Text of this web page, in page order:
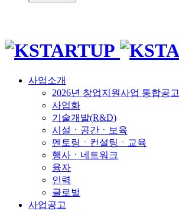
사업소개
2026년 창업지원사업 통합공고
사업화
기술개발(R&D)
시설ㆍ공간ㆍ보육
멘토링ㆍ컨설팅ㆍ교육
행사ㆍ네트워크
융자
인력
글로벌
사업공고